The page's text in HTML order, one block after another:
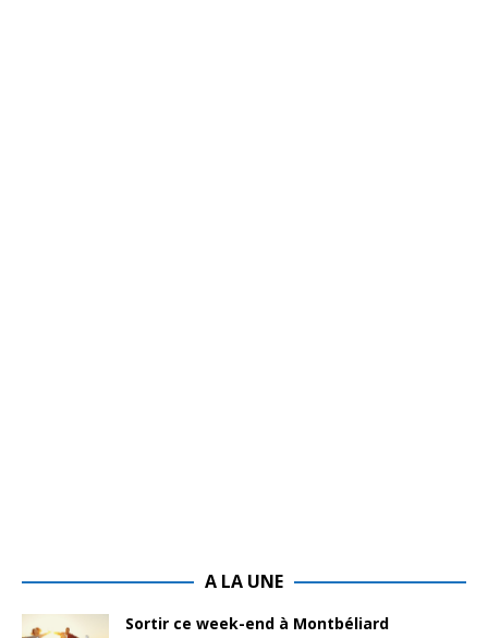
A LA UNE
Sortir ce week-end à Montbéliard